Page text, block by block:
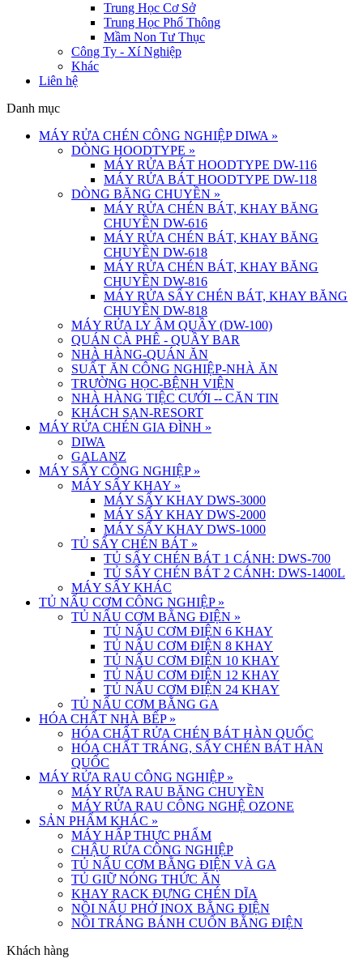
Trung Học Cơ Sở
Trung Học Phổ Thông
Mầm Non Tư Thục
Công Ty - Xí Nghiệp
Khác
Liên hệ
Danh mục
MÁY RỬA CHÉN CÔNG NGHIỆP DIWA »
DÒNG HOODTYPE »
MÁY RỬA BÁT HOODTYPE DW-116
MÁY RỬA BÁT HOODTYPE DW-118
DÒNG BĂNG CHUYỀN »
MÁY RỬA CHÉN BÁT, KHAY BĂNG
CHUYỀN DW-616
MÁY RỬA CHÉN BÁT, KHAY BĂNG
CHUYỀN DW-618
MÁY RỬA CHÉN BÁT, KHAY BĂNG
CHUYỀN DW-816
MÁY RỬA SẤY CHÉN BÁT, KHAY BĂNG
CHUYỀN DW-818
MÁY RỬA LY ÂM QUẦY (DW-100)
QUÁN CÀ PHÊ - QUẦY BAR
NHÀ HÀNG-QUÁN ĂN
SUẤT ĂN CÔNG NGHIỆP-NHÀ ĂN
TRƯỜNG HỌC-BỆNH VIỆN
NHÀ HÀNG TIỆC CƯỚI -- CĂN TIN
KHÁCH SẠN-RESORT
MÁY RỬA CHÉN GIA ĐÌNH »
DIWA
GALANZ
MÁY SẤY CÔNG NGHIỆP »
MÁY SẤY KHAY »
MÁY SẤY KHAY DWS-3000
MÁY SẤY KHAY DWS-2000
MÁY SẤY KHAY DWS-1000
TỦ SẤY CHÉN BÁT »
TỦ SẤY CHÉN BÁT 1 CÁNH: DWS-700
TỦ SẤY CHÉN BÁT 2 CÁNH: DWS-1400L
MÁY SẤY KHÁC
TỦ NẤU CƠM CÔNG NGHIỆP »
TỦ NẤU CƠM BẰNG ĐIỆN »
TỦ NẤU CƠM ĐIỆN 6 KHAY
TỦ NẤU CƠM ĐIỆN 8 KHAY
TỦ NẤU CƠM ĐIỆN 10 KHAY
TỦ NẤU CƠM ĐIỆN 12 KHAY
TỦ NẤU CƠM ĐIỆN 24 KHAY
TỦ NẤU CƠM BẰNG GA
HÓA CHẤT NHÀ BẾP »
HÓA CHẤT RỬA CHÉN BÁT HÀN QUỐC
HÓA CHẤT TRÁNG, SẤY CHÉN BÁT HÀN
QUỐC
MÁY RỬA RAU CÔNG NGHIỆP »
MÁY RỬA RAU BĂNG CHUYỀN
MÁY RỬA RAU CÔNG NGHỆ OZONE
SẢN PHẨM KHÁC »
MÁY HẤP THỰC PHẨM
CHẬU RỬA CÔNG NGHIỆP
TỦ NẤU CƠM BẰNG ĐIỆN VÀ GA
TỦ GIỮ NÓNG THỨC ĂN
KHAY RACK ĐỰNG CHÉN DĨA
NỒI NẤU PHỞ INOX BẰNG ĐIỆN
NỒI TRÁNG BÁNH CUỐN BẰNG ĐIỆN
Khách hàng